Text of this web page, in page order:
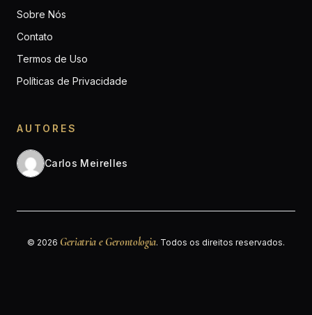
Sobre Nós
Contato
Termos de Uso
Políticas de Privacidade
AUTORES
Carlos Meirelles
© 2026 Geriatria e Gerontologia. Todos os direitos reservados.